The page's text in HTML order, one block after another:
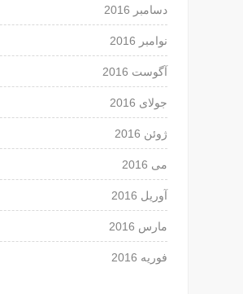
دسامبر 2016
نوامبر 2016
آگوست 2016
جولای 2016
ژوئن 2016
می 2016
آوریل 2016
مارس 2016
فوریه 2016